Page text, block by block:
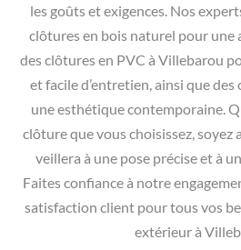
les goûts et exigences. Nos
clôtures en bois naturel pour une
des clôtures en PVC à Villebarou
et facile d’entretien, ainsi que
une esthétique contemporaine.
clôture que vous choisissez, soyez
veillera à une pose précise et à
Faites confiance à notre
satisfaction client pour tous vos
extérieur à